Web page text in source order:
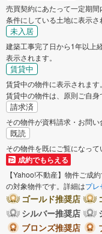
売買契約にあたって一定期
条件にしている土地に表示さ
未入居
建築工事完了日から1年以上
表示されます。
賃貸中
賃貸中の物件に表示されます。
賃貸中の物件は、原則ご自身
請求済
その物件が資料請求・お問い
既読
その物件を既にご覧になって
成約でもらえる
【Yahoo!不動産】物件ご成
の対象物件です。詳細はプレ
ゴールド推奨店
シルバー推奨店
ブロンズ推奨店